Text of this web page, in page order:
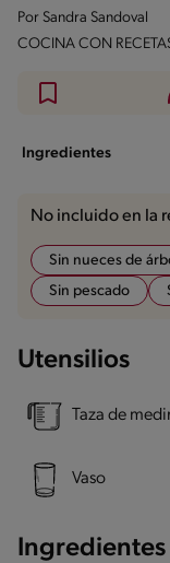
Por Sandra Sandoval
COCINA CON
Ingredientes
No incluido en la
Sin nueces de
Sin pescado
Utensilios
Taza de
Vaso
Ingredientes